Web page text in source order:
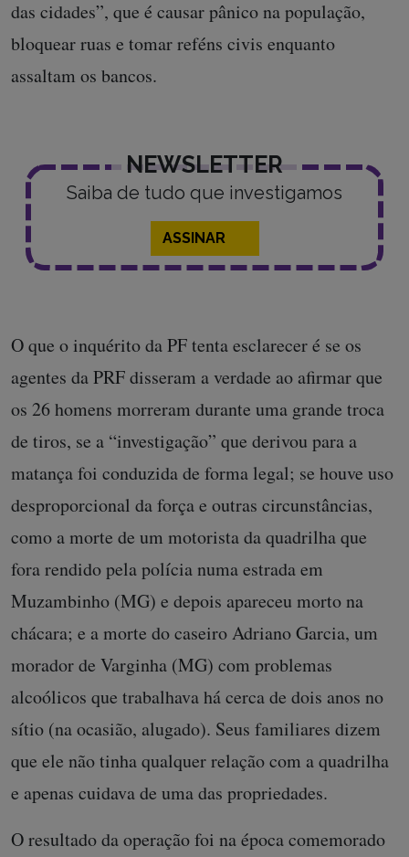
das cidades”, que é causar pânico na população,
bloquear ruas e tomar reféns civis enquanto
assaltam os bancos.
NEWSLETTER
Saiba de tudo que investigamos
ASSINAR
O que o inquérito da PF tenta esclarecer é se os
agentes da PRF disseram a verdade ao afirmar que
os 26 homens morreram durante uma grande troca
de tiros, se a “investigação” que derivou para a
matança foi conduzida de forma legal; se houve uso
desproporcional da força e outras circunstâncias,
como a morte de um motorista da quadrilha que
fora rendido pela polícia numa estrada em
Muzambinho (MG) e depois apareceu morto na
chácara; e a morte do caseiro Adriano Garcia, um
morador de Varginha (MG) com problemas
alcoólicos que trabalhava há cerca de dois anos no
sítio (na ocasião, alugado). Seus familiares dizem
que ele não tinha qualquer relação com a quadrilha
e apenas cuidava de uma das propriedades.
O resultado da operação foi na época comemorado